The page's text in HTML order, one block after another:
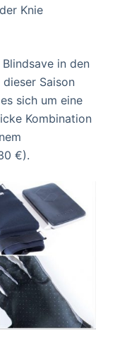
Knie
in den
dieser Saison
sich um eine
Kombination
€).